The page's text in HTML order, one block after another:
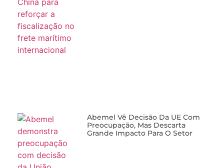
Abemel Vê Decisão Da UE Com
Preocupação, Mas Descarta
Grande Impacto Para O Setor